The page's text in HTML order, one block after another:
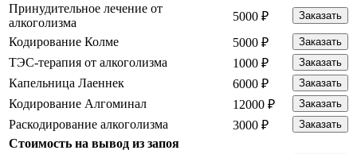
Принудительное лечение от
алкоголизма
5000 ₽ Заказать
Кодирование Колме 5000 ₽ Заказать
ТЭС-терапия от алкоголизма 1000 ₽ Заказать
Капельница Лаеннек 6000 ₽ Заказать
Кодирование Алгоминал 12000 ₽ Заказать
Раскодирование алкоголизма 3000 ₽ Заказать
Стоимость на вывод из запоя